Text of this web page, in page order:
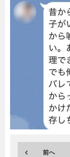
前へ